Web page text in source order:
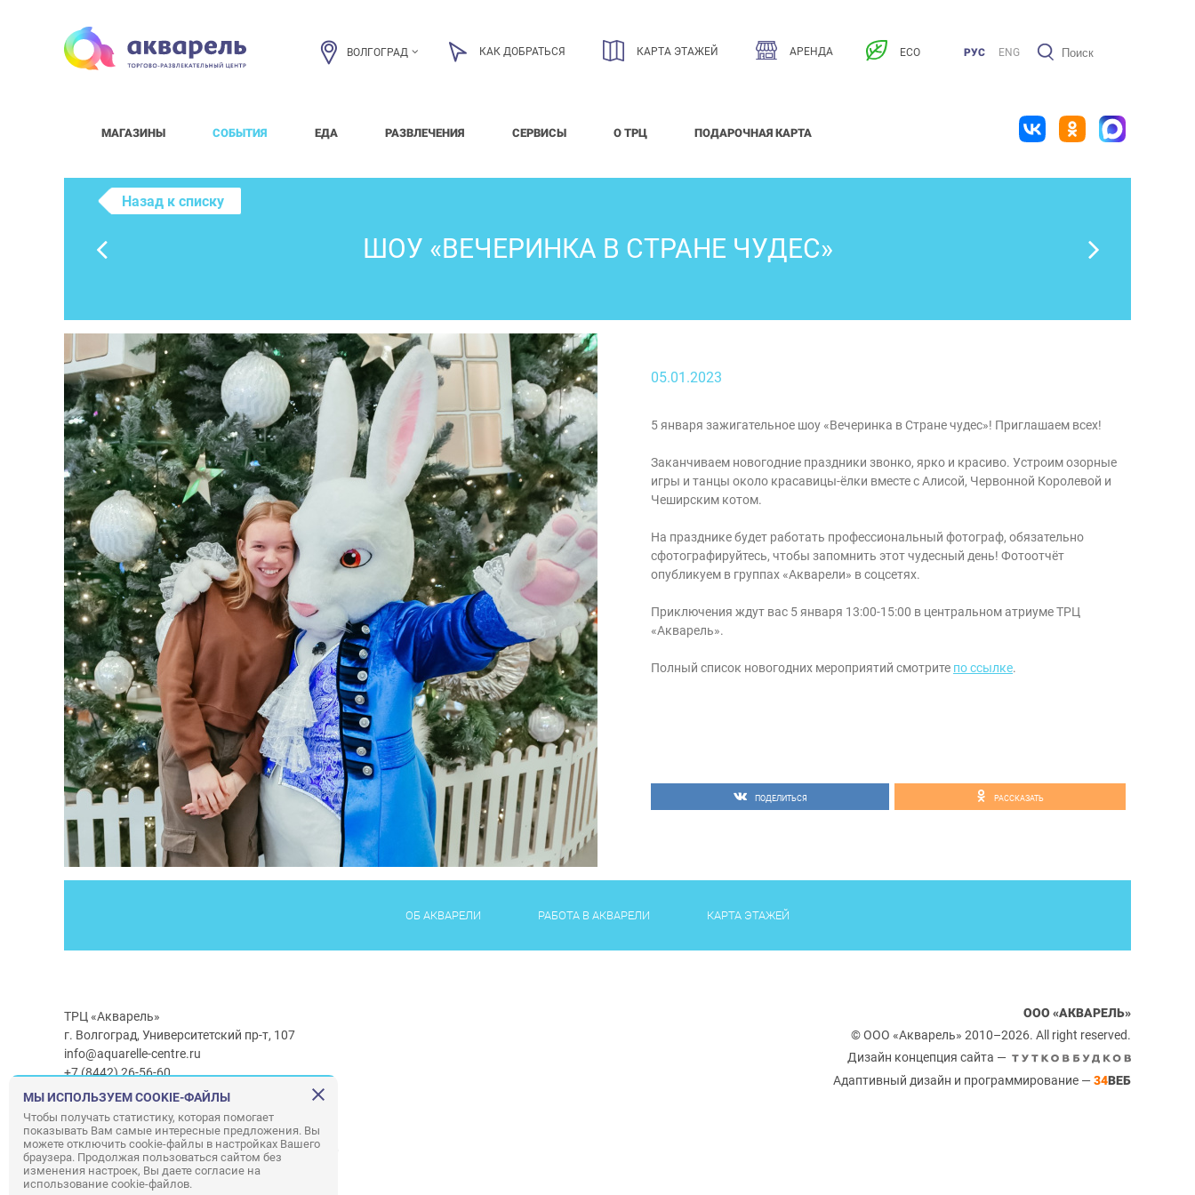
ВОЛГОГРАД КАК ДОБРАТЬСЯ КАРТА ЭТАЖЕЙ АРЕНДА ECO РУС ENG
МАГАЗИНЫ СОБЫТИЯ ЕДА РАЗВЛЕЧЕНИЯ СЕРВИСЫ О ТРЦ ПОДАРОЧНАЯ КАРТА
Назад к списку
ШОУ «ВЕЧЕРИНКА В СТРАНЕ ЧУДЕС»
05.01.2023
5 января зажигательное шоу «Вечеринка в Стране чудес»! Приглашаем всех!
Заканчиваем новогодние праздники звонко, ярко и красиво. Устроим озорные
игры и танцы около красавицы-ёлки вместе с Алисой, Червонной Королевой и
Чеширским котом.
На празднике будет работать профессиональный фотограф, обязательно
сфотографируйтесь, чтобы запомнить этот чудесный день! Фотоотчёт
опубликуем в группах «Акварели» в соцсетях.
Приключения ждут вас 5 января 13:00-15:00 в центральном атриуме ТРЦ
«Акварель».
Полный список новогодних мероприятий смотрите по ссылке.
ПОДЕЛИТЬСЯ РАССКАЗАТЬ
ОБ АКВАРЕЛИ РАБОТА В АКВАРЕЛИ КАРТА ЭТАЖЕЙ
ТРЦ «Акварель»
г. Волгоград, Университетский пр-т, 107
info@aquarelle-centre.ru
+7 (8442) 26-56-60
Часы работы ТРЦ: с 10:00 до 22:00
Часы работы г/м Ашан:с 08:00 до 23:00
Часы работыг/мЛемана ПРО:с 08:00 до 22:00
Правила посещения ТРЦ «Акварель»
ООО «АКВАРЕЛЬ»
© ООО «Акварель» 2010–2026. All right reserved.
Дизайн концепция сайта —
Адаптивный дизайн и программирование — 34ВЕБ
МЫ ИСПОЛЬЗУЕМ COOKIE-ФАЙЛЫ
Чтобы получать статистику, которая помогает
показывать Вам самые интересные предложения. Вы
можете отключить cookie-файлы в настройках Вашего
браузера. Продолжая пользоваться сайтом без
изменения настроек, Вы даете согласие на
использование cookie-файлов.